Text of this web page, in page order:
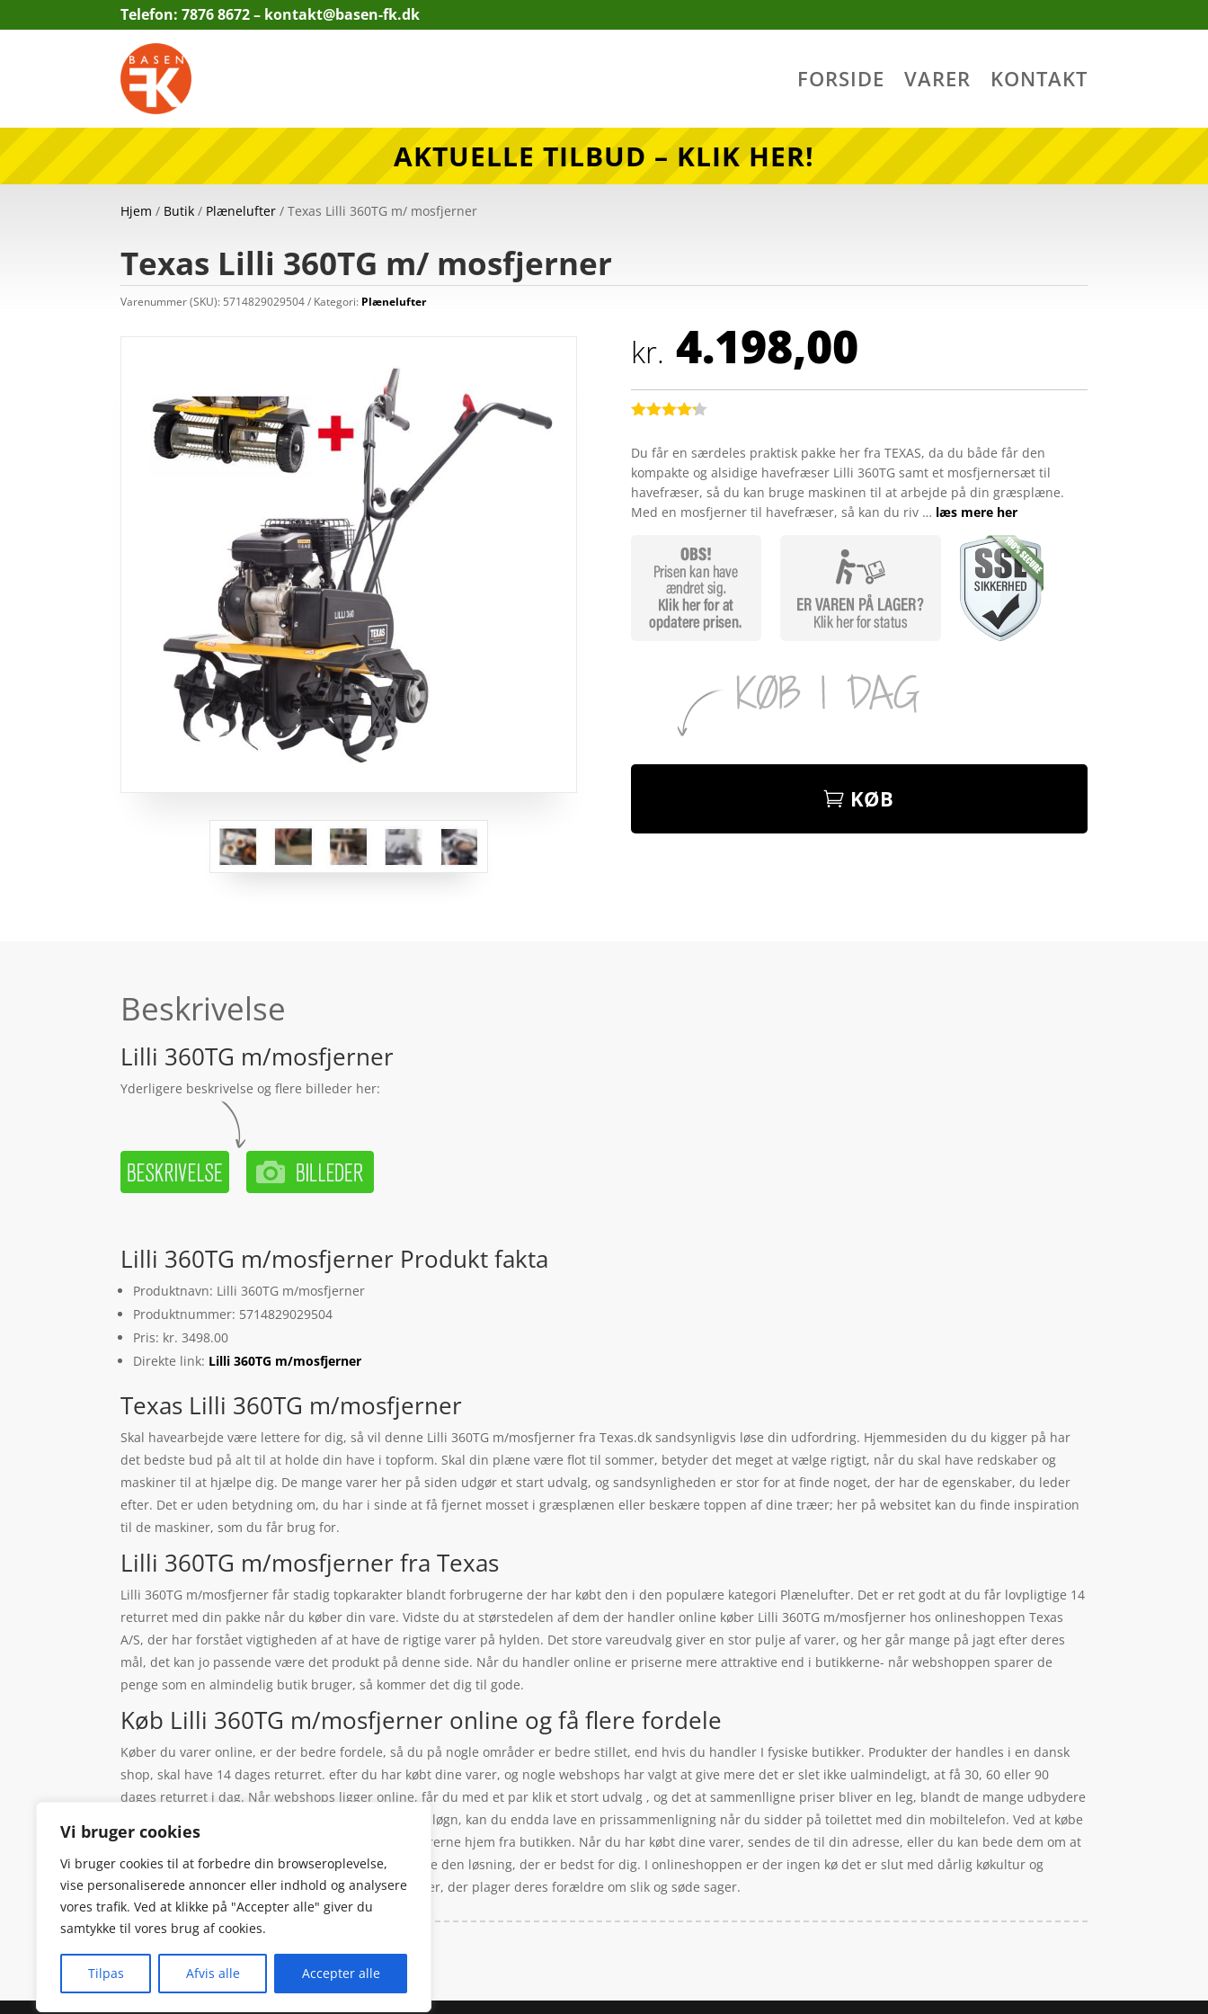
Vi bruger cookies
Vi bruger cookies til at forbedre din browseroplevelse,
vise personaliserede annoncer eller indhold og analysere
vores trafik. Ved at klikke på "Accepter alle" giver du
samtykke til vores brug af cookies.
Tilpas Afvis alle Accepter alle
Telefon: 7876 8672 – kontakt@basen-fk.dk
FORSIDE VARER KONTAKT
AKTUELLE TILBUD – KLIK HER!
Hjem / Butik / Plænelufter / Texas Lilli 360TG m/ mosfjerner
Texas Lilli 360TG m/ mosfjerner
Varenummer (SKU): 5714829029504 Kategori: Plænelufter
kr. 4.198,00
som
ud af 5
baseret
på
kundebedø
mmelser
Du får en særdeles praktisk pakke her fra TEXAS, da du både får den
kompakte og alsidige havefræser Lilli 360TG samt et mosfjernersæt til
havefræser, så du kan bruge maskinen til at arbejde på din græsplæne.
Med en mosfjerner til havefræser, så kan du riv … læs mere her
KØB
Beskrivelse
Lilli 360TG m/mosfjerner
Yderligere beskrivelse og flere billeder her:
Lilli 360TG m/mosfjerner Produkt fakta
Produktnavn: Lilli 360TG m/mosfjerner
Produktnummer: 5714829029504
Pris: kr. 3498.00
Direkte link: Lilli 360TG m/mosfjerner
Texas Lilli 360TG m/mosfjerner
Skal havearbejde være lettere for dig, så vil denne Lilli 360TG m/mosfjerner fra Texas.dk sandsynligvis løse din udfordring. Hjemmesiden du du kigger på har
det bedste bud på alt til at holde din have i topform. Skal din plæne være flot til sommer, betyder det meget at vælge rigtigt, når du skal have redskaber og
maskiner til at hjælpe dig. De mange varer her på siden udgør et start udvalg, og sandsynligheden er stor for at finde noget, der har de egenskaber, du leder
efter. Det er uden betydning om, du har i sinde at få fjernet mosset i græsplænen eller beskære toppen af dine træer; her på websitet kan du finde inspiration
til de maskiner, som du får brug for.
Lilli 360TG m/mosfjerner fra Texas
Lilli 360TG m/mosfjerner får stadig topkarakter blandt forbrugerne der har købt den i den populære kategori Plænelufter. Det er ret godt at du får lovpligtige 14
returret med din pakke når du køber din vare. Vidste du at størstedelen af dem der handler online køber Lilli 360TG m/mosfjerner hos onlineshoppen Texas
A/S, der har forstået vigtigheden af at have de rigtige varer på hylden. Det store vareudvalg giver en stor pulje af varer, og her går mange på jagt efter deres
mål, det kan jo passende være det produkt på denne side. Når du handler online er priserne mere attraktive end i butikkerne- når webshoppen sparer de
penge som en almindelig butik bruger, så kommer det dig til gode.
Køb Lilli 360TG m/mosfjerner online og få flere fordele
Køber du varer online, er der bedre fordele, så du på nogle områder er bedre stillet, end hvis du handler I fysiske butikker. Produkter der handles i en dansk
shop, skal have 14 dages returret. efter du har købt dine varer, og nogle webshops har valgt at give mere det er slet ikke ualmindeligt, at få 30, 60 eller 90
dages returret i dag. Når webshops ligger online, får du med et par klik et stort udvalg , og det at sammenlligne priser bliver en leg, blandt de mange udbydere
af varer, der findes online. For at det ikke skal være løgn, kan du endda lave en prissammenligning når du sidder på toilettet med din mobiltelefon. Ved at købe
dine varer online, slipper du for, at skulle slæbe varerne hjem fra butikken. Når du har købt dine varer, sendes de til din adresse, eller du kan bede dem om at
sende til dit arbejde i stedet for, så du kan frit vælge den løsning, der er bedst for dig. I onlineshoppen er der ingen kø det er slut med dårlig køkultur og
vrissende mennesker, så undgår du skrigende unger, der plager deres forældre om slik og søde sager.